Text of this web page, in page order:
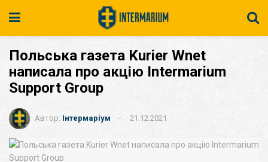
Польська газета Kurier Wnet
написала про акцію Intermarium
Support Group
Автор: Інтермаріум 21.12.2021